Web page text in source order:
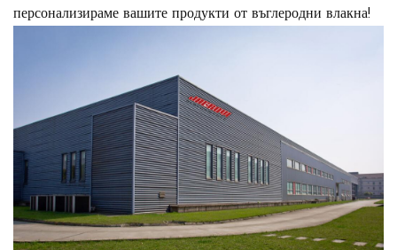
персонализираме вашите продукти от въглеродни влакна!